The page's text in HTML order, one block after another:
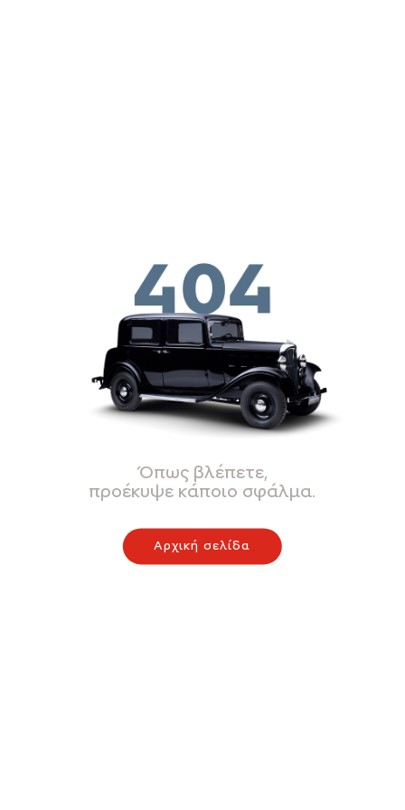
Όπως βλέπετε,
προέκυψε κάποιο σφάλμα.
Αρχική σελίδα